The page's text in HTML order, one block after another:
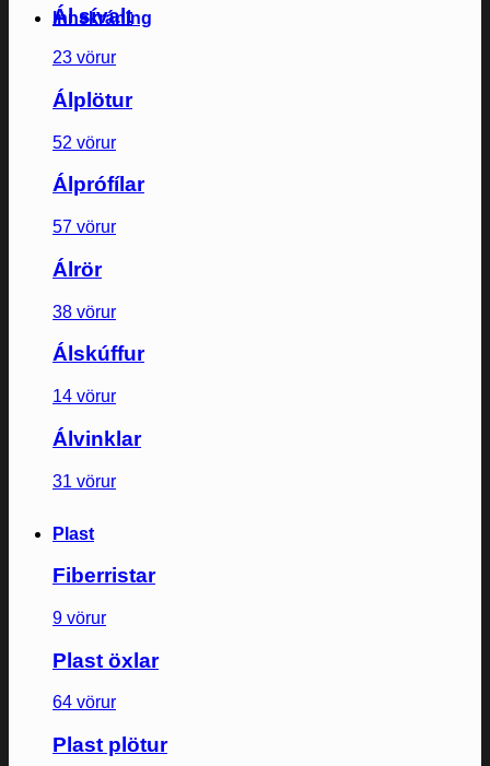
Innskráning
Ál sívalt
23 vörur
Álplötur
52 vörur
Álprófílar
57 vörur
Álrör
38 vörur
Álskúffur
14 vörur
Álvinklar
31 vörur
Plast
Fiberristar
9 vörur
Plast öxlar
64 vörur
Plast plötur